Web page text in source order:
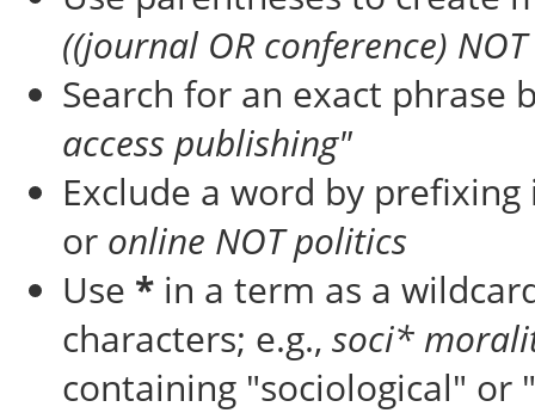
((journal OR conference) NOT
Search for an exact
access publishing"
Exclude a word by
or online NOT politics
Use *in a term as a
characters; e.g., soci*
containing "sociological" or